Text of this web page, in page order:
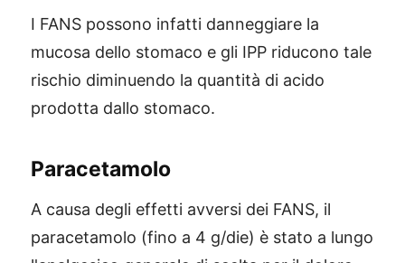
I FANS possono infatti danneggiare la
mucosa dello stomaco e gli IPP riducono tale
rischio diminuendo la quantità di acido
prodotta dallo stomaco.
Paracetamolo
A causa degli effetti avversi dei FANS, il
paracetamolo (fino a 4 g/die) è stato a lungo